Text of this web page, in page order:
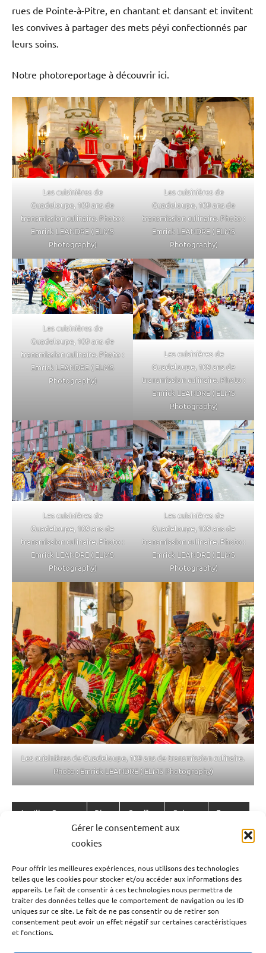
Gérer le consentement aux
cookies
Pour offrir les meilleures expériences, nous utilisons des technologies
telles que les cookies pour stocker et/ou accéder aux informations des
appareils. Le fait de consentir à ces technologies nous permettra de
traiter des données telles que le comportement de navigation ou les ID
uniques sur ce site. Le fait de ne pas consentir ou de retirer son
consentement peut avoir un effet négatif sur certaines caractéristiques
et fonctions.
rues de Pointe-à-Pitre, en chantant et dansant et invitent
les convives à partager des mets péyi confectionnés par
leurs soins.
Notre photoreportage à découvrir ici.
Les cuisinières de
Guadeloupe, 109 ans de
transmission culinaire. Photo :
Emrick LEANDRE ( ELMS
Photography)
Les cuisinières de
Guadeloupe, 109 ans de
transmission culinaire. Photo :
Emrick LEANDRE ( ELMS
Photography)
Les cuisinières de
Guadeloupe, 109 ans de
transmission culinaire. Photo :
Emrick LEANDRE ( ELMS
Photography)
Les cuisinières de
Guadeloupe, 109 ans de
transmission culinaire. Photo :
Emrick LEANDRE ( ELMS
Photography)
Les cuisinières de
Guadeloupe, 109 ans de
transmission culinaire. Photo :
Emrick LEANDRE ( ELMS
Photography)
Les cuisinières de
Guadeloupe, 109 ans de
transmission culinaire. Photo :
Emrick LEANDRE ( ELMS
Photography)
Les cuisinières de Guadeloupe, 109 ans de transmission culinaire.
Photo : Emrick LEANDRE ( ELMS Photography)
françaises
antilles-
guyane,
association
des
cuisinières
Antilles-Guyane Blog Caraïbe Culture France
Navigation
de
l’article
Publication précédente
Tour de Guadeloupe : Dawid Lewandowski
remporte la 6e étape à Petit-Bourg
Article suivant